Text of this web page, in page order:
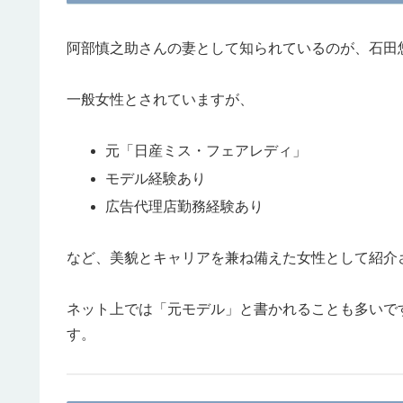
阿部慎之助さんの妻として知られているのが、石
一般女性とされていますが、
元「日産ミス・フェアレディ」
モデル経験あり
広告代理店勤務経験あり
など、美貌とキャリアを兼ね備えた女性として紹
ネット上では「元モデル」と書かれることも多い
す。